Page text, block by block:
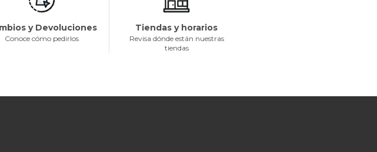
y Devoluciones
Conoce cómo pedirlos
Tiendas y horarios
Revisa dónde están nuestras
tiendas